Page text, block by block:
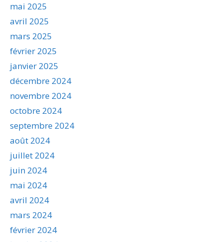
mai 2025
avril 2025
mars 2025
février 2025
janvier 2025
décembre 2024
novembre 2024
octobre 2024
septembre 2024
août 2024
juillet 2024
juin 2024
mai 2024
avril 2024
mars 2024
février 2024